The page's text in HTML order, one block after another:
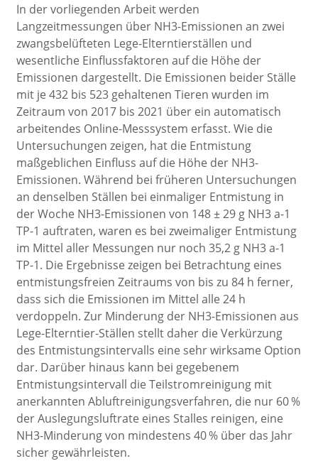
In der vorliegenden Arbeit werden
Langzeitmessungen über NH3-Emissionen an zwei
zwangsbelüfteten Lege-Elterntierställen und
wesentliche Einflussfaktoren auf die Höhe der
Emissionen dargestellt. Die Emissionen beider Ställe
mit je 432 bis 523 gehaltenen Tieren wurden im
Zeitraum von 2017 bis 2021 über ein automatisch
arbeitendes Online-Messsystem erfasst. Wie die
Untersuchungen zeigen, hat die Entmistung
maßgeblichen Einfluss auf die Höhe der NH3-
Emissionen. Während bei früheren Untersuchungen
an denselben Ställen bei einmaliger Entmistung in
der Woche NH3-Emissionen von 148 ± 29 g NH3 a-1
TP-1 auftraten, waren es bei zweimaliger Entmistung
im Mittel aller Messungen nur noch 35,2 g NH3 a-1
TP-1. Die Ergebnisse zeigen bei Betrachtung eines
entmistungsfreien Zeitraums von bis zu 84 h ferner,
dass sich die Emissionen im Mittel alle 24 h
verdoppeln. Zur Minderung der NH3-Emissionen aus
Lege-Elterntier-Ställen stellt daher die Verkürzung
des Entmistungsintervalls eine sehr wirksame Option
dar. Darüber hinaus kann bei gegebenem
Entmistungsintervall die Teilstromreinigung mit
anerkannten Abluftreinigungsverfahren, die nur 60 %
der Auslegungsluftrate eines Stalles reinigen, eine
NH3-Minderung von mindestens 40 % über das Jahr
sicher gewährleisten.